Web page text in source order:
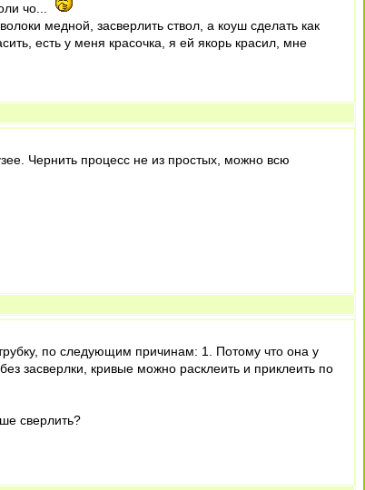
чо...
медной, засверлить ствол, а коуш сделать как
есть у меня красочка, я ей якорь красил, мне
Чернить процесс не из простых, можно всю
по следующим причинам: 1. Потому что она у
засверлки, кривые можно расклеить и приклеить по
сверлить?